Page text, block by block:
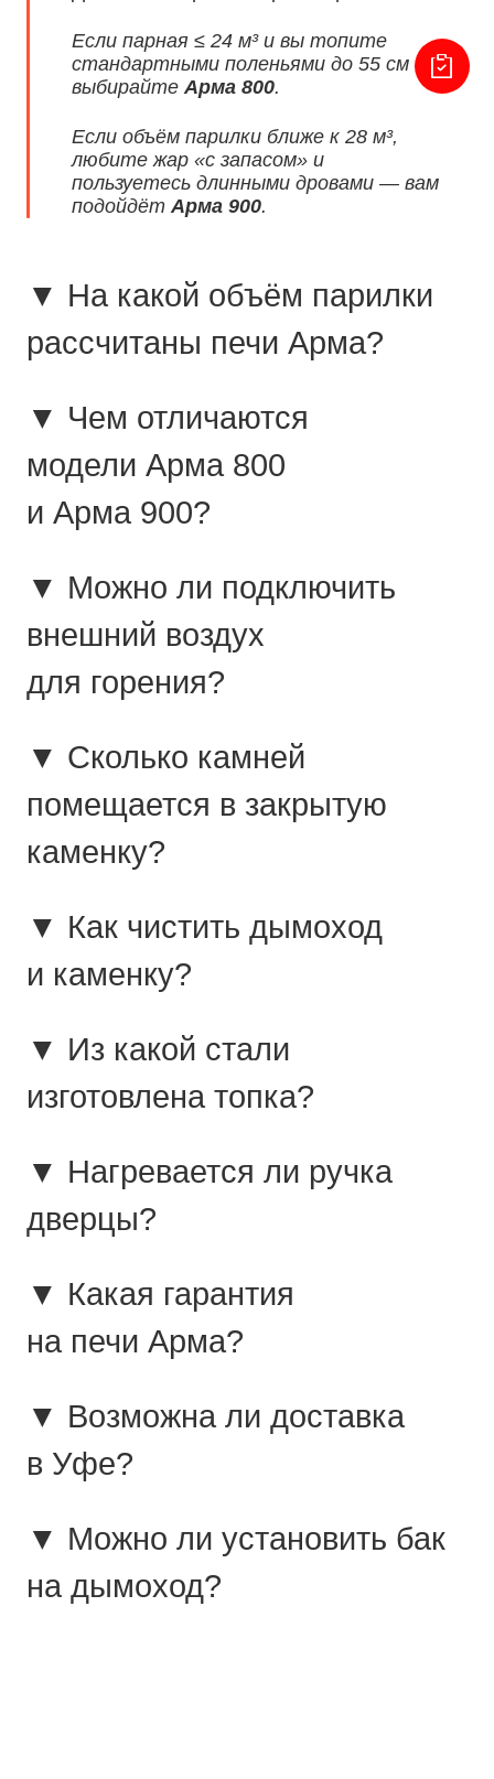
Если парная ≤ 24 м³ и вы топите
стандартными поленьями до 55 см —
выбирайте Арма 800.
Если объём парилки ближе к 28 м³,
любите жар «с запасом» и
пользуетесь длинными дровами — вам
подойдёт Арма 900.
▼ На какой объём парилки
рассчитаны печи Арма?
▼ Чем отличаются
модели Арма 800
и Арма 900?
▼ Можно ли подключить
внешний воздух
для горения?
▼ Сколько камней
помещается в закрытую
каменку?
▼ Как чистить дымоход
и каменку?
▼ Из какой стали
изготовлена топка?
▼ Нагревается ли ручка
дверцы?
▼ Какая гарантия
на печи Арма?
▼ Возможна ли доставка
в Уфе?
▼ Можно ли установить бак
на дымоход?